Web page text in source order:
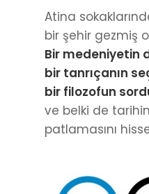
Atina
bir şehir gezmiş
Bir medeniyetin
bir tanrıçanın
bir filozofun
ve belki de
patlamasını